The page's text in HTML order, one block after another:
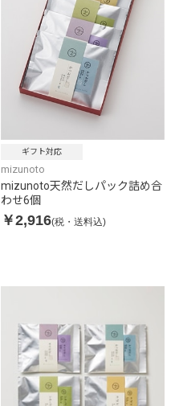
ギフト対応
mizunoto
mizunoto天然だしパック詰め合
わせ6個
￥2,916(税・送料込)